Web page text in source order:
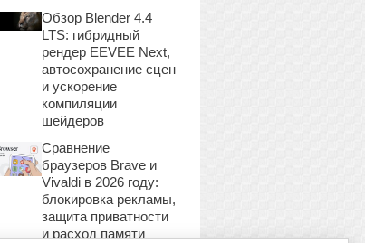
Обзор Blender 4.4
LTS: гибридный
рендер EEVEE Next,
автосохранение сцен
и ускорение
компиляции
шейдеров
Сравнение
браузеров Brave и
Vivaldi в 2026 году:
блокировка рекламы,
защита приватности
и расход памяти